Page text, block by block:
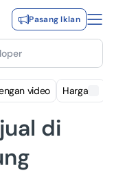
Pasang Iklan
video Harga
di